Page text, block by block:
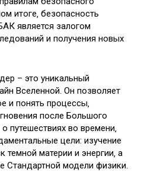
итоге‚ безопасность
является залогом
и получения новых
– это уникальный
Вселенной. Он позволяет
и понять процессы‚
после Большого
во времени‚
цели: изучение
темной материи и энергии‚ а
Стандартной модели физики.